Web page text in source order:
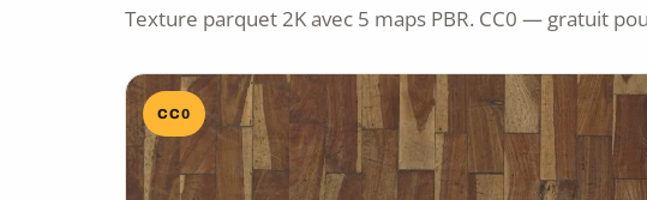
Texture parquet 2K avec 5 maps PBR. CC0 — gratuit
CC0